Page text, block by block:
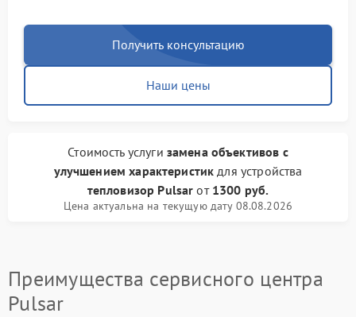
Получить консультацию
Наши цены
Стоимость услуги замена объективов с
улучшением характеристик для устройства
тепловизор Pulsar от 1300 руб.
Цена актуальна на текущую дату 08.08.2026
Преимущества сервисного центра
Pulsar